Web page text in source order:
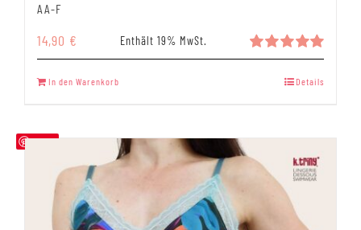
AA-F
Bewertet
5.00
14,90 € Enthält 19% MwSt.
In den Warenkorb Details
Save